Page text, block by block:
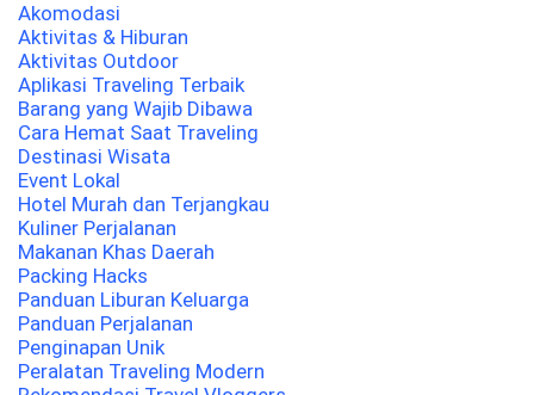
Akomodasi
Aktivitas & Hiburan
Aktivitas Outdoor
Aplikasi Traveling Terbaik
Barang yang Wajib Dibawa
Cara Hemat Saat Traveling
Destinasi Wisata
Event Lokal
Hotel Murah dan Terjangkau
Kuliner Perjalanan
Makanan Khas Daerah
Packing Hacks
Panduan Liburan Keluarga
Panduan Perjalanan
Penginapan Unik
Peralatan Traveling Modern